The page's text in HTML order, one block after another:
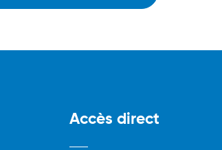
Accès direct